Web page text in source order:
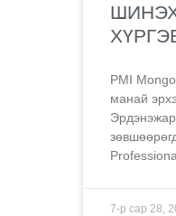
PMI
манай
7-р сар 28,